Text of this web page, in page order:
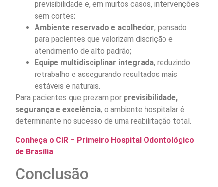
previsibilidade e, em muitos casos, intervenções
sem cortes;
Ambiente reservado e acolhedor, pensado
para pacientes que valorizam discrição e
atendimento de alto padrão;
Equipe multidisciplinar integrada, reduzindo
retrabalho e assegurando resultados mais
estáveis e naturais.
Para pacientes que prezam por previsibilidade,
segurança e excelência, o ambiente hospitalar é
determinante no sucesso de uma reabilitação total.
Conheça o CiR – Primeiro Hospital Odontológico
de Brasília
Conclusão